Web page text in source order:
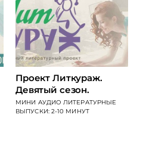
Проект Литкураж.
Девятый сезон.
МИНИ АУДИО ЛИТЕРАТУРНЫЕ
ВЫПУСКИ: 2-10 МИНУТ